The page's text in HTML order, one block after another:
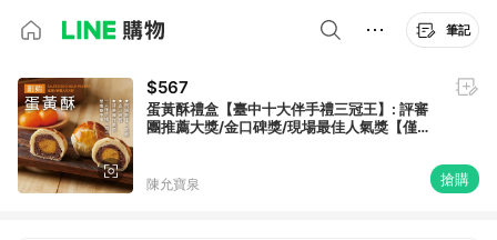
筆記
$567
蛋黃酥禮盒【臺中十大伴手禮三冠王】: 評審
團推薦大獎/金口碑獎/現場最佳人氣獎【僅限
陳允寶泉 搶購